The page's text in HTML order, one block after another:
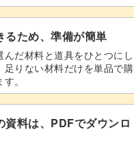
るため、準備が簡単
だ材料と道具をひとつにし
足りない材料だけを単品で購
。
資料は、PDFでダウンロ